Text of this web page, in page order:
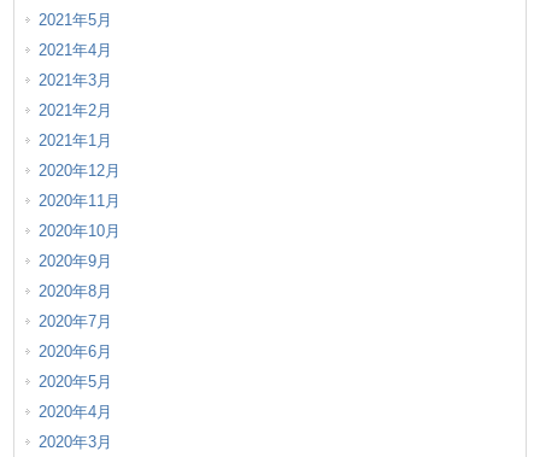
2021年5月
2021年4月
2021年3月
2021年2月
2021年1月
2020年12月
2020年11月
2020年10月
2020年9月
2020年8月
2020年7月
2020年6月
2020年5月
2020年4月
2020年3月